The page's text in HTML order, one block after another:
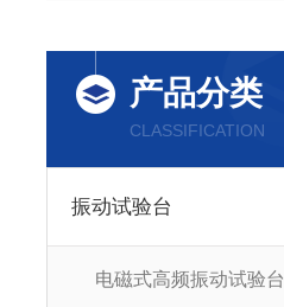
产品分类
CLASSIFICATION
振动试验台
电磁式高频振动试验台